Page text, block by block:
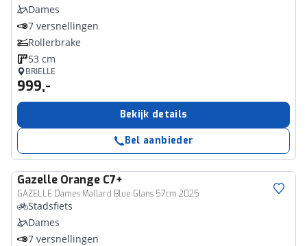
Dames
7 versnellingen
Rollerbrake
53 cm
BRIELLE
999,-
Bekijk details
Bel aanbieder
Gazelle Orange C7+
GAZELLE Dames Mallard Blue Glans 57cm 2025
Stadsfiets
Dames
7 versnellingen